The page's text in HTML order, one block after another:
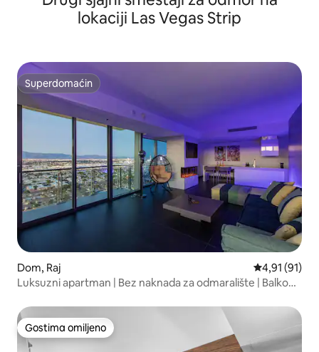
lokaciji Las Vegas Strip
Superdomaćin
Superdomaćin
Dom, Raj Prosečna
4,91 (91)
Luksuzni apartman | Bez naknada za odmaralište | Balkon
Gostima omiljeno
Gostima omiljeno